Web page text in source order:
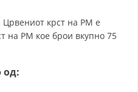
ЦКРМ
Црвениот крст на РМ е
на РМ кое брои вкупно 75
од: